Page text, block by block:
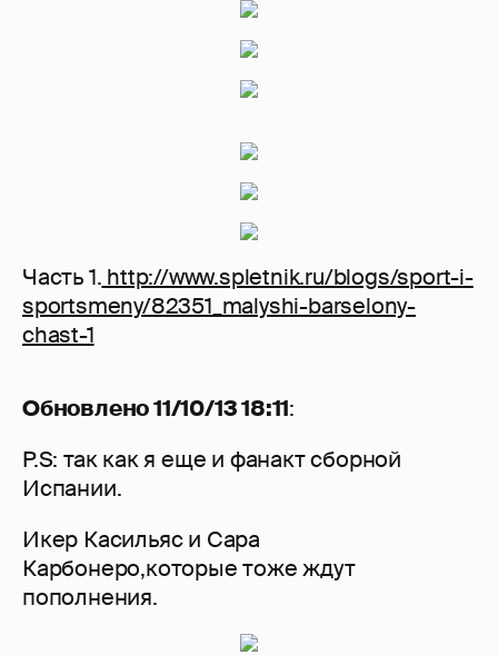
Часть 1. http://www.spletnik.ru/blogs/sport-i-
sportsmeny/82351_malyshi-barselony-
chast-1
Обновлено 11/10/13 18:11:
P.S: так как я еще и фанакт сборной
Испании.
Икер Касильяс и Сара
Карбонеро,которые тоже ждут
пополнения.